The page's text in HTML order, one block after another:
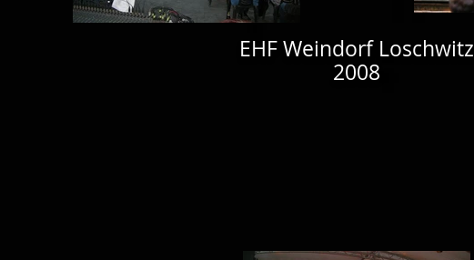
EHF Weindorf Loschwitz
2008